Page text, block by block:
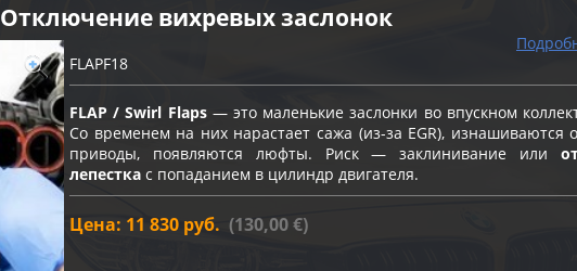
Отключение вихревых заслонок
FLAPF18
FLAP / Swirl Flaps— это маленькие заслонки во впускном
Со временем на них нарастает сажа (из-за EGR), изнашиваются
приводы, появляются люфты. Риск — заклинивание или
лепестка с попаданием в цилиндр двигателя.
Цена: 11 830 руб. (130,00 €)